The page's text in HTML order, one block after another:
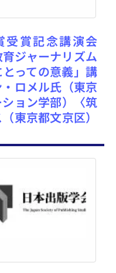
受賞記念講演会
育ジャーナリズム
っての意義」講
ロメル氏（東京
ョン学部）〈筑
東京都文京区）